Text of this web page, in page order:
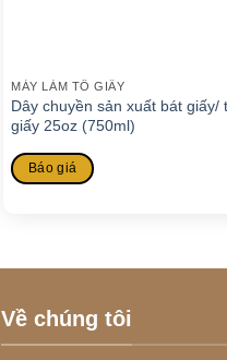
MÁY LÀM TÔ GIẤY
Dây chuyền sản xuất bát giấy/
giấy 25oz (750ml)
Báo giá
Về chúng tôi